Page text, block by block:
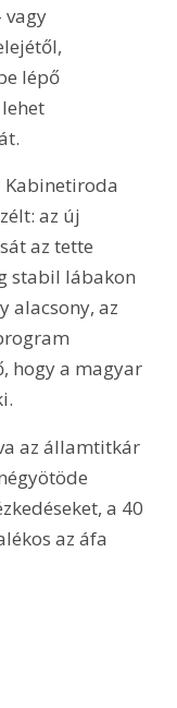
vagy
lépő
Kabinetiroda
az új
az tette
stabil lábakon
alacsony, az
hogy a magyar
az államtitkár
a 40
az áfa